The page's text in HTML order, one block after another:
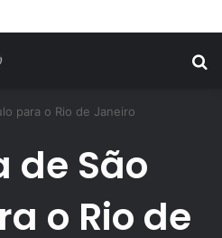
para o Rio de Janeiro
de São
o Rio de